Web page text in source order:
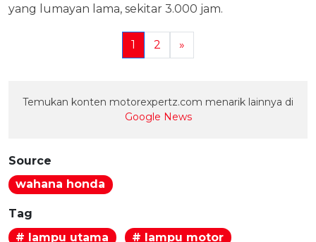
yang lumayan lama, sekitar 3.000 jam.
1 2 »
Temukan konten motorexpertz.com menarik lainnya di
Google News
Source
wahana honda
Tag
# lampu utama
# lampu motor